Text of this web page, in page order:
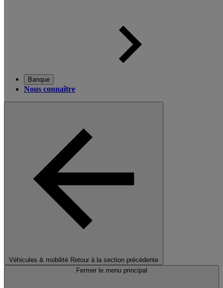
Banque
Nous connaître
Véhicules & mobilité Retour à la section précédente
Fermer le menu principal